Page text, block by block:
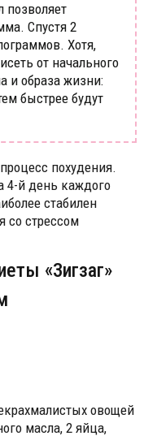
позволяет
Спустя 2
Хотя,
от начального
и образа жизни:
быстрее будут
похудения.
4-й день каждого
стабилен
со стрессом
«Зигзаг»
овощей
масла, 2 яйца,